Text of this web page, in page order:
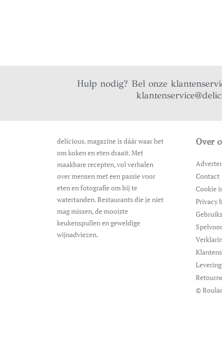
Hulp nodig? Bel onze
delicious. magazine is dáár waar het
om koken en eten draait. Met
maakbare recepten, vol verhalen
over mensen met een passie voor
eten en fotografie om bij te
watertanden. Restaurants die je niet
mag missen, de mooiste
keukenspullen en geweldige
wijnadviezen.
Over
Contact
Cookie
Privacy
©